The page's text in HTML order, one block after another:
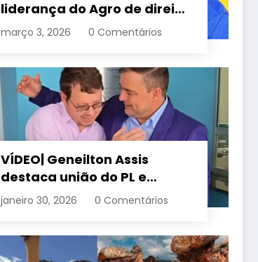
liderança do Agro de direita
em manifestação “Acorda
Brasil” em Goiânia
março 3, 2026 0 Comentários
VÍDEO| Geneilton Assis
destaca união do PL e
consolidação de apoio a
Maycon Tombini em Jataí
janeiro 30, 2026 0 Comentários